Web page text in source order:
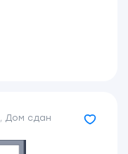
, Дом сдан